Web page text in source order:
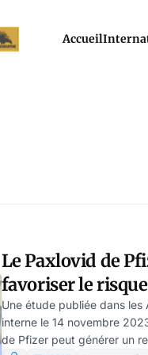
Accueil
Le Paxlovid de
favoriser le
Une étude publiée dans les
interne le 14 novembre
de Pfizer peut générer un